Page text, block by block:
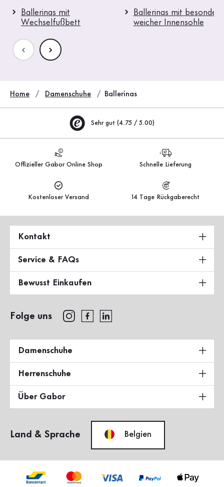
Ballerinas mit
Wechselfußbett
Ballerinas mit besonders
weicher Innensohle
Home Damenschuhe Ballerinas
Sehr gut (4.75 / 5.00)
Offizieller Gabor Online Shop Schnelle Lieferung
Kostenloser Versand 14 Tage Rückgaberecht
Kontakt
Service & FAQs
Bewusst Einkaufen
Folge uns
Damenschuhe
Herrenschuhe
Über Gabor
Land & Sprache Belgien